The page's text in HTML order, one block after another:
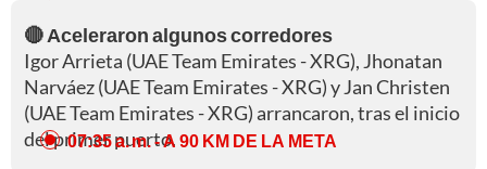
🔴 Aceleraron algunos corredores
Igor Arrieta (UAE Team Emirates - XRG), Jhonatan
Narváez (UAE Team Emirates - XRG) y Jan Christen
(UAE Team Emirates - XRG) arrancaron, tras el inicio
del primer puerto.
07:35 a. m.- A 90 KM DE LA META